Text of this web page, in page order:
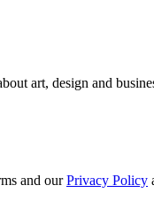
art, design and
and ourPrivacy Policy